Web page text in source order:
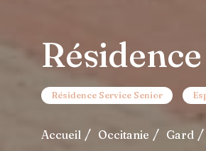
Résidence Service Senior
Accueil Occitanie Gard